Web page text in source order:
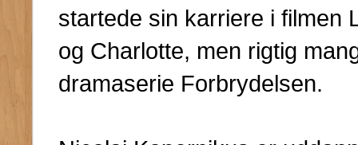
startede sin karriere i filmen
og Charlotte, men rigtig
dramaserie Forbrydelsen.